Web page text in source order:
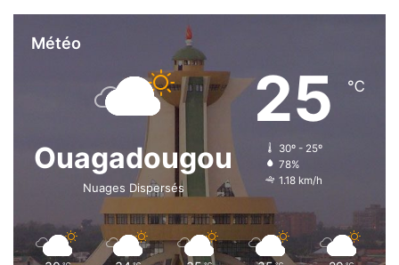
Météo
Ouagadougou
Nuages Dispersés
25 ℃
30º - 25º
78%
1.18 km/h